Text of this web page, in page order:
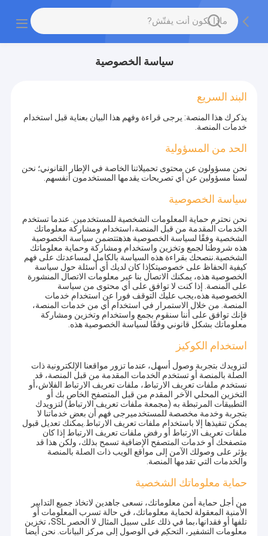
سياسة الخصوصية
البند السريع
يذكرك هذا المنصة: يرجى قراءة وفهم هذا البيان بعناية قبل استخدام
خدمات المنصة.
الحد من المسؤولية
نحن مسؤولون عن محتوى تحميلاتنا الخاصة في الإطار القانوني؛ نحن
لسنا مسؤولين عن أي تصريحات يقدمها المستخدمون أنفسهم.
سياسة الخصوصية
نحن نحترم حماية المعلومات الشخصية للمستخدمين. عندما تستخدم
الخدمات المقدمة من قبل المنصة،استخدام ومشاركة معلوماتك
الشخصية وفقًا لسياسة الخصوصية هذهتتضمن سياسة الخصوصية
هذه شروطنا لجمع وتخزين واستخدام ومشاركة وحماية معلوماتك
الشخصية.ننصحك بقراءة هذه السياسة بالكامل لمساعدتك على فهم
كيفية الحفاظ على خصوصيتكإذا كان لديك أي أسئلة حول سياسة
الخصوصية هذه، يمكنك الاتصال بنا عبر معلومات الاتصال المنشورة
على المنصة. إذا كنت لا توافق على أي محتوى من سياسة
الخصوصية هذه،يجب عليك التوقف فورا عن استخدام خدمات
المنصة. من خلال الاستمرار في استخدام أي من خدمات المنصة،
فإنك توافق على أننا سنقوم بجمع واستخدام وتخزين ومشاركة
معلوماتك بشكل قانوني وفقًا لسياسة الخصوصية هذه.
استخدام الكوكيز
لتزويدك بتجربة وصول أسهل، عندما تزور مواقعنا الإلكترونية ذات
الصلة بالمنصة أو تستخدم الخدمات المقدمة من قبل المنصة، قد
نستخدم ملفات تعريف الارتباط، ملفات تعريف الارتباط الفلاش،أو
التخزين المحلي الآخر المقدم من قبل المتصفح الخاص بك أو
التطبيقات المرتبطة به (مجمعة ملفات تعريف الارتباط) لتزويدك
بتجربة وخدمة مخصصة للمستخدميرجى فهم أن بعض خدماتنا لا
يمكن تنفيذها إلا باستخدام ملفات تعريف الارتباط.يمكنك تعديل قبول
ملفات تعريف الارتباط أو رفض ملفات تعريف الارتباط إذا كان
متصفحك أو خدمات المتصفح الإضافية تسمح بذلك، ولكن هذا قد
يؤثر على وصولك الآمن إلى مواقع الويب ذات الصلة بالمنصة
والخدمات التي تقدمها المنصة.
حماية معلوماتك الشخصية
من أجل حماية أمن معلوماتك، نسعى جاهدين لاتخاذ جميع التدابير
الأمنية المعقولة لحماية معلوماتك، في حالة تسرب المعلومات أو
تلفها أو فقدانها،بما في ذلك على سبيل المثال لا الحصر SSL، تخزين
معلومات التشفير، التحكم في الوصول إلى مركز البيانات. نحن أيضا